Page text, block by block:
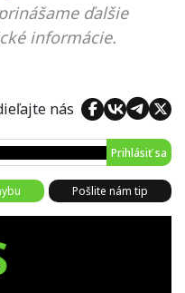
ďalšie
informácie.
nás
Prihlásiť sa
Pošlite nám tip